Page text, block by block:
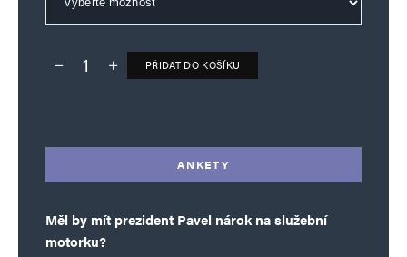
Deník TO – verze bez reklam množství
PŘIDAT DO KOŠÍKU
ANKETY
Měl by mít prezident Pavel nárok na služební
motorku?